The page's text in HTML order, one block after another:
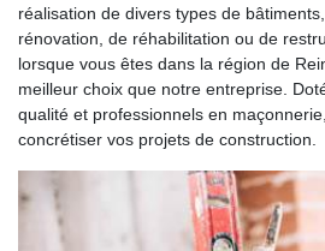
réalisation de divers types de
rénovation, de réhabilitation ou de
lorsque vous êtes dans la région de
meilleur choix que notre entreprise.
qualité et professionnels en
concrétiser vos projets de construction.